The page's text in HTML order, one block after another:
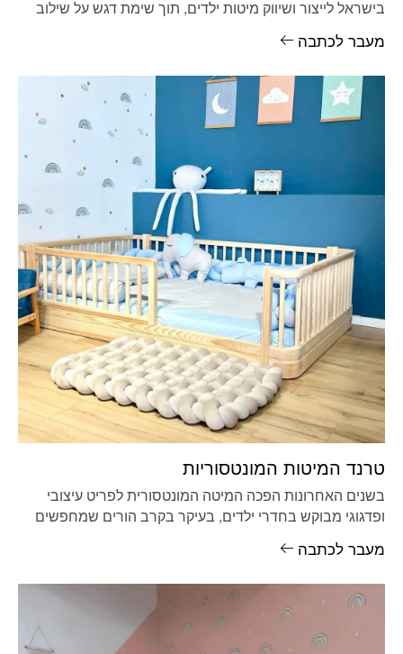
בישראל לייצור ושיווק מיטות ילדים, תוך שימת דגש על שילוב
מעבר לכתבה
טרנד המיטות המונטסוריות
בשנים האחרונות הפכה המיטה המונטסורית לפריט עיצובי
ופדגוגי מבוקש בחדרי ילדים, בעיקר בקרב הורים שמחפשים
מעבר לכתבה